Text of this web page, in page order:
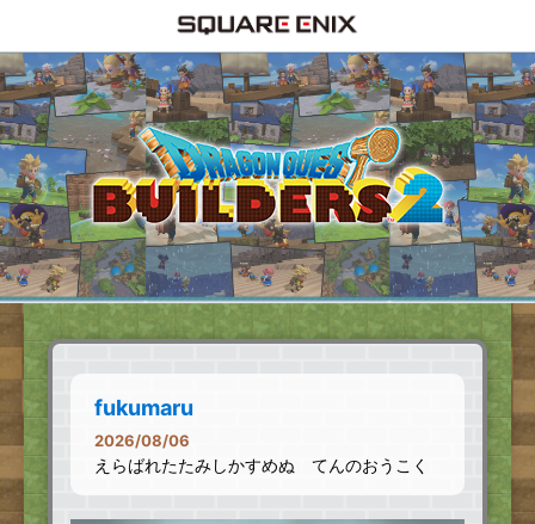
fukumaru
2026/08/06
えらばれたたみしかすめぬ てんのおうこく